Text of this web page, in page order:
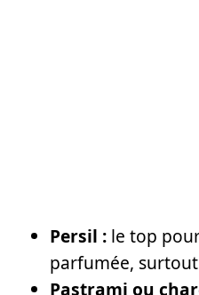
Persil : le top
parfumée, surtout
Pastrami ou